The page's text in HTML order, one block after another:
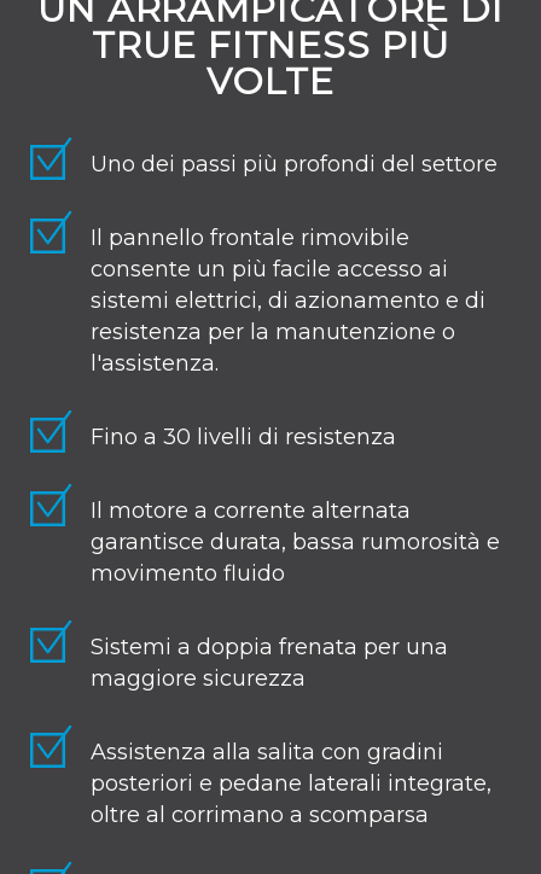
UN ARRAMPICATORE DI
TRUE FITNESS PIÙ
VOLTE
Uno dei passi più profondi del settore
Il pannello frontale rimovibile
consente un più facile accesso ai
sistemi elettrici, di azionamento e di
resistenza per la manutenzione o
l'assistenza.
Fino a 30 livelli di resistenza
Il motore a corrente alternata
garantisce durata, bassa rumorosità e
movimento fluido
Sistemi a doppia frenata per una
maggiore sicurezza
Assistenza alla salita con gradini
posteriori e pedane laterali integrate,
oltre al corrimano a scomparsa